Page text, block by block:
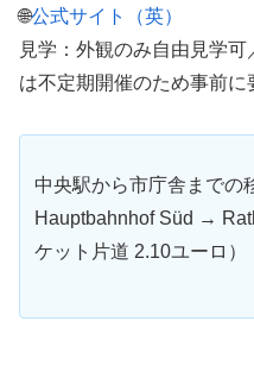
🌐公式サイト（英）
見学：外観のみ自由見学
は不定期開催のため事前に
中央駅から市庁舎までの
Hauptbahnhof Süd →
ケット片道 2.10ユーロ）